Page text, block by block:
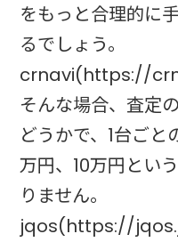
をもっと合理的に
るでしょう。
crnavi(https://
そんな場合、査定
どうかで、1台ご
万円、10万円とい
りません。
jqos(https://